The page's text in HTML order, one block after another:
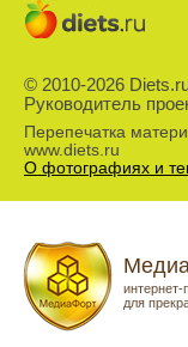
© 2010-2026
Руководитель
Перепечатка
www.diets.ru
О фотографиях и
интернет-
для